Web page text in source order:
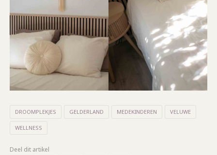
DROOMPLEKJES GELDERLAND MEDEKINDEREN VELUWE
WELLNESS
Deel dit artikel